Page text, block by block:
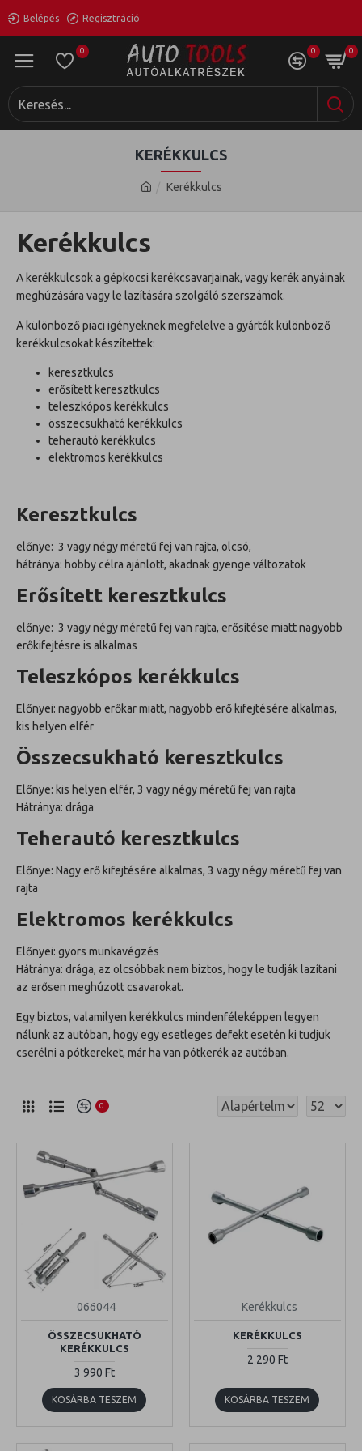
Belépés Regisztráció
0 0 0
Kerékkulcs
KERÉKKULCS
Kerékkulcs
A kerékkulcsok a gépkocsi kerékcsavarjainak, vagy kerék anyáinak
meghúzására vagy le lazítására szolgáló szerszámok.
A különböző piaci igényeknek megfelelve a gyártók különböző
kerékkulcsokat készítettek:
keresztkulcs
erősített keresztkulcs
teleszkópos kerékkulcs
összecsukható kerékkulcs
teherautó kerékkulcs
elektromos kerékkulcs
Keresztkulcs
előnye: 3 vagy négy méretű fej van rajta, olcsó,
hátránya: hobby célra ajánlott, akadnak gyenge változatok
Erősített keresztkulcs
előnye: 3 vagy négy méretű fej van rajta, erősítése miatt nagyobb
erőkifejtésre is alkalmas
Teleszkópos kerékkulcs
Előnyei: nagyobb erőkar miatt, nagyobb erő kifejtésére alkalmas,
kis helyen elfér
Összecsukható keresztkulcs
Előnye: kis helyen elfér, 3 vagy négy méretű fej van rajta
Hátránya: drága
Teherautó keresztkulcs
Előnye: Nagy erő kifejtésére alkalmas, 3 vagy négy méretű fej van
rajta
Elektromos kerékkulcs
Előnyei: gyors munkavégzés
Hátránya: drága, az olcsóbbak nem biztos, hogy le tudják lazítani
az erősen meghúzott csavarokat.
Egy biztos, valamilyen kerékkulcs mindenféleképpen legyen
nálunk az autóban, hogy egy esetleges defekt esetén ki tudjuk
cserélni a pótkereket, már ha van pótkerék az autóban.
0
066044
ÖSSZECSUKHATÓ
KERÉKKULCS
3 990 Ft
KOSÁRBA TESZEM
Kerékkulcs
KERÉKKULCS
2 290 Ft
KOSÁRBA TESZEM